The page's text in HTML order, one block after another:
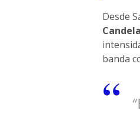
Desde
banda